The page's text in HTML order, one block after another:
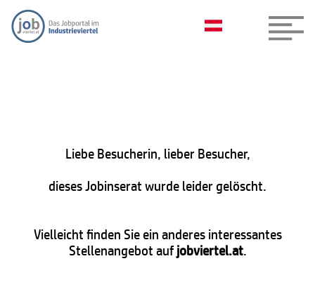
Liebe Besucherin, lieber Besucher,
dieses Jobinserat wurde leider gelöscht.
Vielleicht finden Sie ein anderes interessantes
Stellenangebot aufjobviertel.at.